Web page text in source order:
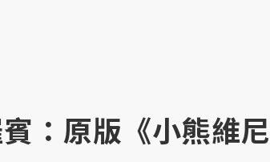
：原版《小熊維